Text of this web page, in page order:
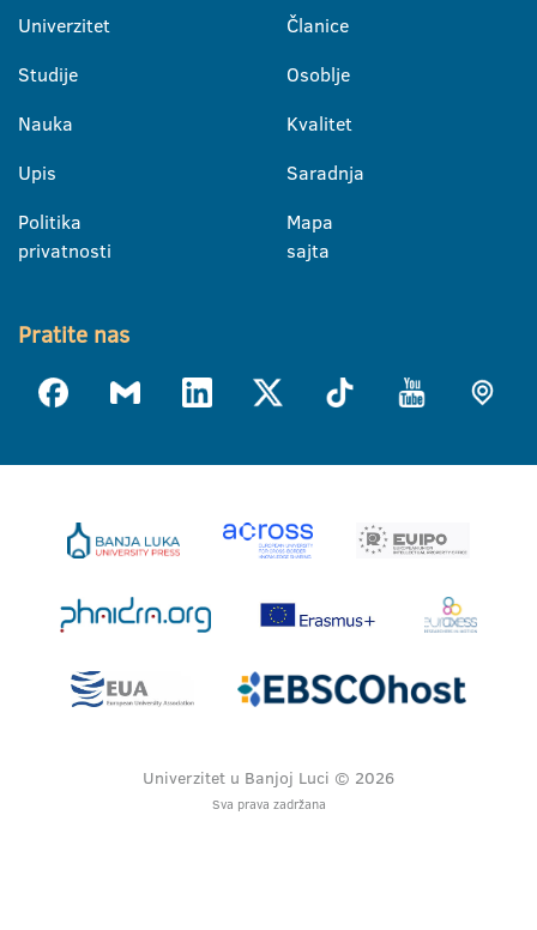
Univerzitet
Studije
Nauka
Upis
Politika
privatnosti
Članice
Osoblje
Kvalitet
Saradnja
Mapa
sajta
Pratite nas
Univerzitet u Banjoj Luci © 2026
Sva prava zadržana